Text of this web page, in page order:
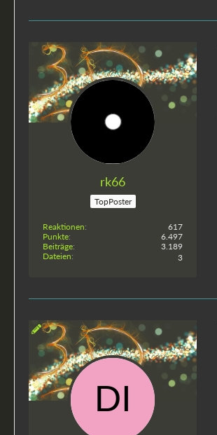
rk66
TopPoster
Reaktionen
617
Punkte
6.497
Beiträge
3.189
Dateien
3